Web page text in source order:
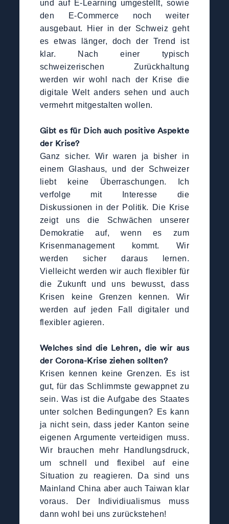
und auf E-Learning umgestellt, sowie
den E-Commerce noch weiter
ausgebaut. Hier in der Schweiz geht
es etwas länger, doch der Trend ist
klar. Nach einer typisch
schweizerischen Zurückhaltung
werden wir wohl nach der Krise die
digitale Welt anders sehen und auch
vermehrt mitgestalten wollen.
Gibt es für Dich auch positive Aspekte
der Krise?
Ganz sicher. Wir waren ja bisher in
einem Glashaus, und der Schweizer
liebt keine Überraschungen. Ich
verfolge mit Interesse die
Diskussionen in der Politik. Die Krise
zeigt uns die Schwächen unserer
Demokratie auf, wenn es zum
Krisenmanagement kommt. Wir
werden sicher daraus lernen.
Vielleicht werden wir auch flexibler für
die Zukunft und uns bewusst, dass
Krisen keine Grenzen kennen. Wir
werden auf jeden Fall digitaler und
flexibler agieren.
Welches sind die Lehren, die wir aus
der Corona-Krise ziehen sollten?
Krisen kennen keine Grenzen. Es ist
gut, für das Schlimmste gewappnet zu
sein. Was ist die Aufgabe des Staates
unter solchen Bedingungen? Es kann
ja nicht sein, dass jeder Kanton seine
eigenen Argumente verteidigen muss.
Wir brauchen mehr Handlungsdruck,
um schnell und flexibel auf eine
Situation zu reagieren. Da sind uns
Mainland China aber auch Taiwan klar
voraus. Der Individiualismus muss
dann wohl bei uns zurückstehen!